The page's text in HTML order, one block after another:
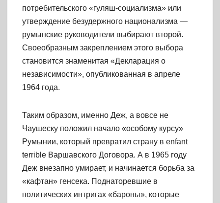
потребительского «гуляш-социализма» или
утверждение безудержного национализма —
румынские руководители выбирают второй.
Своеобразным закреплением этого выбора
становится знаменитая «Декларация о
независимости», опубликованная в апреле
1964 года.
Таким образом, именно Деж, а вовсе не
Чаушеску положил начало «особому курсу»
Румынии, который превратил страну в enfant
terrible Варшавского Договора. А в 1965 году
Деж внезапно умирает, и начинается борьба за
«кафтан» генсека. Поднаторевшие в
политических интригах «бароны», которые